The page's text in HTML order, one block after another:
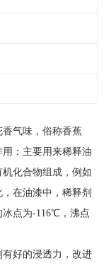
气味，俗称香蕉
：主要用来稀释油
化合物组成，例如
在油漆中，稀释剂
冰点为-116℃，沸点
好的浸透力，改进